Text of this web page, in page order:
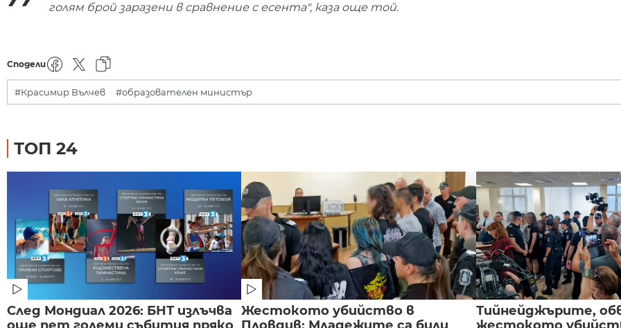
голям брой заразени в сравнение с есента", каза още той.
Сподели
#Красимир Вълчев #образователен министър
ТОП 24
След Мондиал 2026: БНТ излъчва
Жестокото убийство в
Тийнейджърите,